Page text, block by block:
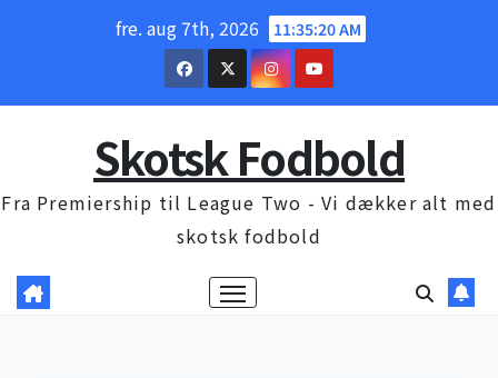
fre. aug 7th, 2026 11:35:22 AM
Skotsk Fodbold
Fra Premiership til League Two - Vi dækker alt med
skotsk fodbold